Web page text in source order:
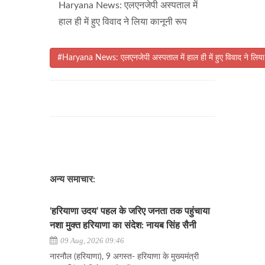
Haryana News: एलएनजेपी अस्पताल में
हाल ही में हुए विवाद ने लिया कानूनी रूप
#Haryana News: एलएनजेपी अस्पताल में हाल ही में हुए विवाद ने
अन्य समाचार:
‘हरियाणा उदय’ पहल के जरिए जनता तक पहुंचाया
नशा मुक्त हरियाणा का संदेश: नायब सिंह सैनी
09 Aug, 2026 09:46
नारनौल (हरियाणा), 9 अगस्त- हरियाणा के मुख्यमंत्री